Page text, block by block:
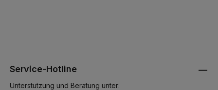
Service-Hotline
Unterstützung und Beratung unter: